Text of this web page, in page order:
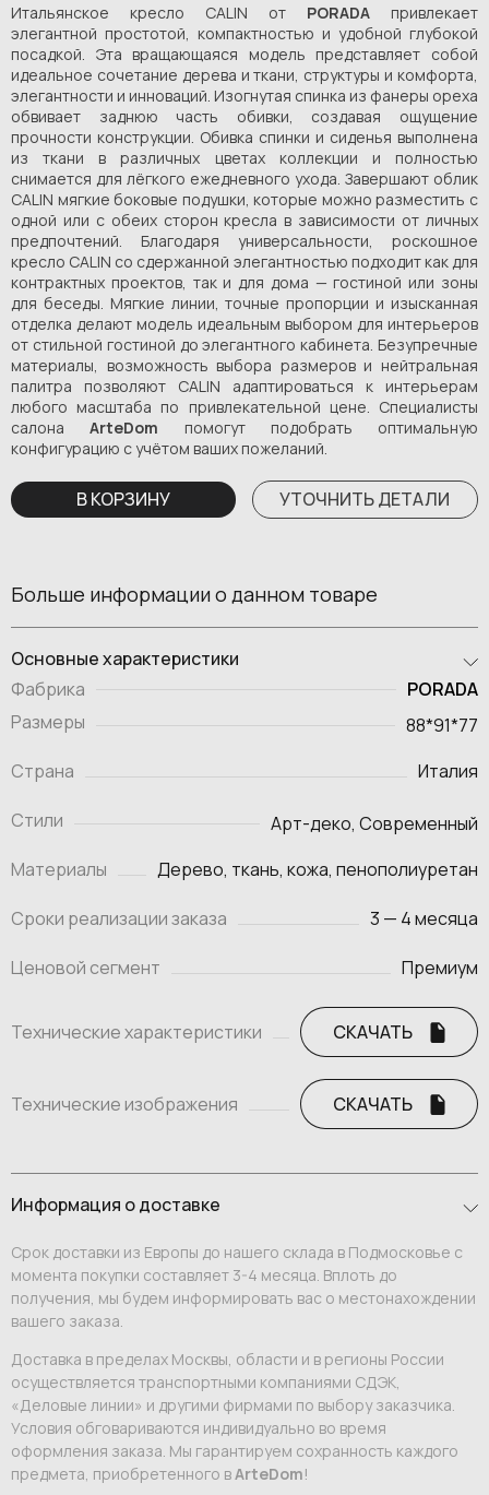
Итальянское кресло CALIN от PORADA привлекает
элегантной простотой, компактностью и удобной глубокой
посадкой. Эта вращающаяся модель представляет собой
идеальное сочетание дерева и ткани, структуры и комфорта,
элегантности и инноваций. Изогнутая спинка из фанеры ореха
обвивает заднюю часть обивки, создавая ощущение
прочности конструкции. Обивка спинки и сиденья выполнена
из ткани в различных цветах коллекции и полностью
снимается для лёгкого ежедневного ухода. Завершают облик
CALIN мягкие боковые подушки, которые можно разместить с
одной или с обеих сторон кресла в зависимости от личных
предпочтений. Благодаря универсальности, роскошное
кресло CALIN со сдержанной элегантностью подходит как для
контрактных проектов, так и для дома — гостиной или зоны
для беседы. Мягкие линии, точные пропорции и изысканная
отделка делают модель идеальным выбором для интерьеров
от стильной гостиной до элегантного кабинета. Безупречные
материалы, возможность выбора размеров и нейтральная
палитра позволяют CALIN адаптироваться к интерьерам
любого масштаба по привлекательной цене. Специалисты
салонаArteDom помогут подобрать оптимальную
конфигурацию с учётом ваших пожеланий.
В КОРЗИНУ УТОЧНИТЬ ДЕТАЛИ
Больше информации о данном товаре
Основные характеристики
Фабрика
PORADA
Страна Италия
Стили
Арт-деко, Современный
Материалы
Дерево, ткань, кожа, пенополиуретан
Сроки реализации заказа 3 — 4 месяца
Ценовой сегмент Премиум
Технические характеристики СКАЧАТЬ
Технические изображения СКАЧАТЬ
Размеры 88*91*77
Информация о доставке
Срок доставки из Европы до нашего склада в Подмосковье с
момента покупки составляет 3-4 месяца. Вплоть до
получения, мы будем информировать вас о местонахождении
вашего заказа.
Доставка в пределах Москвы, области и в регионы России
осуществляется транспортными компаниями СДЭК,
«Деловые линии» и другими фирмами по выбору заказчика.
Условия обговариваются индивидуально во время
оформления заказа. Мы гарантируем сохранность каждого
предмета, приобретенного вArteDom!